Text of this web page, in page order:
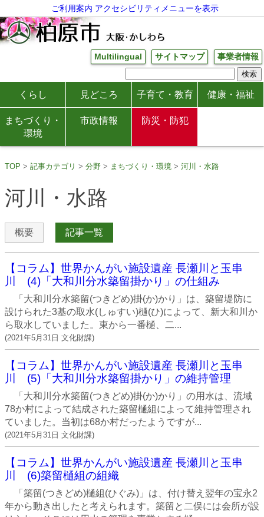
ご利用案内 アクセシビリティメニューを表示
Multilingual サイトマップ 事業者情報
くらし 見どころ 子育て・教育 健康・福祉
まちづくり・
環境
市政情報 防災・防犯
TOP 記事カテゴリ 分野 まちづくり・環境 河川・水路
河川・水路
概要 記事一覧
【コラム】世界かんがい施設遺産 長瀬川と玉串
川 (4)「大和川分水築留掛かり」の仕組み
「大和川分水築留(つきどめ)掛(か)かり」は、築留堤防に
設けられた3基の取水(しゅすい)樋(ひ)によって、新大和川か
ら取水していました。東から一番樋、二...
(2021年5月31日 文化財課)
【コラム】世界かんがい施設遺産 長瀬川と玉串
川 (5)「大和川分水築留掛かり」の維持管理
「大和川分水築留(つきどめ)掛(か)かり」の用水は、流域
78か村によって結成された築留樋組によって維持管理され
ていました。当初は68か村だったようですが...
(2021年5月31日 文化財課)
【コラム】世界かんがい施設遺産 長瀬川と玉串
川 (6)築留樋組の組織
「築留(つきどめ)樋組(ひぐみ)」は、付け替え翌年の宝永2
年から動き出したと考えられます。築留と二俣には会所が設